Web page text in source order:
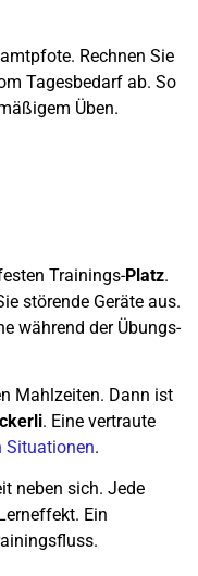
Rechnen Sie
Tagesbedarf ab. So
Üben.
Trainings-Platz.
störende Geräte aus.
während der Übungs-
Mahlzeiten. Dann ist
. Eine vertraute
Situationen.
neben sich. Jede
Ein